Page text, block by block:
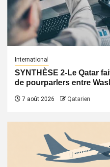
International
SYNTHÈSE 2-Le Qatar
de pourparlers entre
7 août 2026 Qatarien